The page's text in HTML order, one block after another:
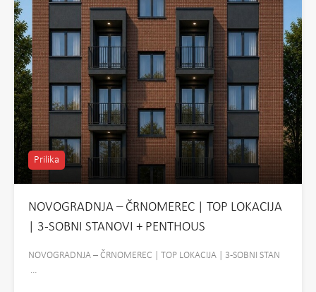
Prilika
NOVOGRADNJA – ČRNOMEREC | TOP LOKACIJA
| 3-SOBNI STANOVI + PENTHOUS
NOVOGRADNJA – ČRNOMEREC | TOP LOKACIJA | 3-SOBNI STAN
…